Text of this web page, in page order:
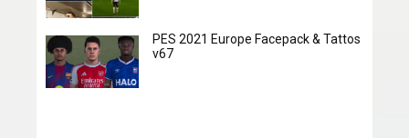
PES 2021 Europe Facepack & Tattos
v67